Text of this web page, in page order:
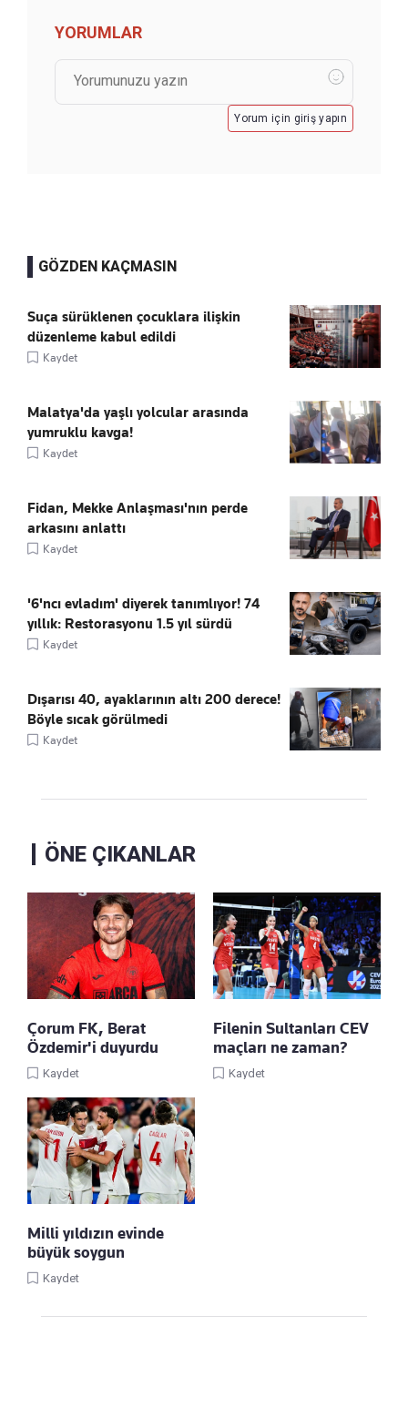
YORUMLAR
Yorum için giriş yapın
GÖZDEN KAÇMASIN
Suça sürüklenen çocuklara ilişkin
düzenleme kabul edildi
Kaydet
Malatya'da yaşlı yolcular arasında
yumruklu kavga!
Kaydet
Fidan, Mekke Anlaşması'nın perde
arkasını anlattı
Kaydet
'6'ncı evladım' diyerek tanımlıyor! 74
yıllık: Restorasyonu 1.5 yıl sürdü
Kaydet
Dışarısı 40, ayaklarının altı 200 derece!
Böyle sıcak görülmedi
Kaydet
ÖNE ÇIKANLAR
Çorum FK, Berat
Özdemir'i duyurdu
Kaydet
Filenin Sultanları CEV
maçları ne zaman?
Kaydet
Milli yıldızın evinde
büyük soygun
Kaydet